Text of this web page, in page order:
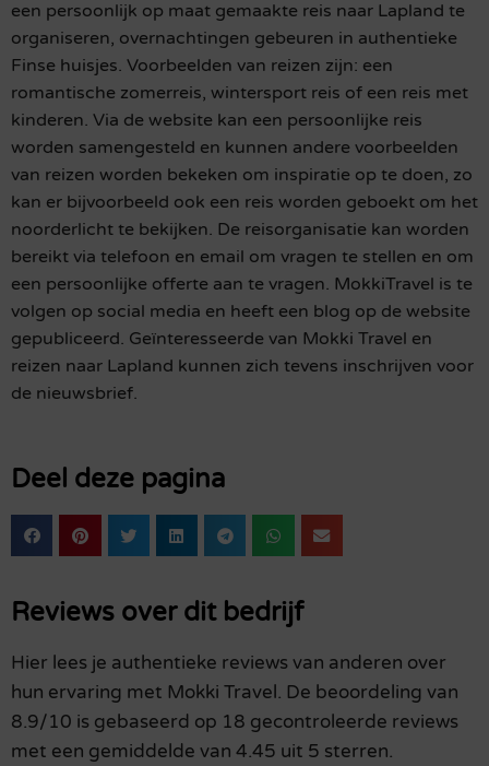
een persoonlijk op maat gemaakte reis naar Lapland te
organiseren, overnachtingen gebeuren in authentieke
Finse huisjes. Voorbeelden van reizen zijn: een
romantische zomerreis, wintersport reis of een reis met
kinderen. Via de website kan een persoonlijke reis
worden samengesteld en kunnen andere voorbeelden
van reizen worden bekeken om inspiratie op te doen, zo
kan er bijvoorbeeld ook een reis worden geboekt om het
noorderlicht te bekijken. De reisorganisatie kan worden
bereikt via telefoon en email om vragen te stellen en om
een persoonlijke offerte aan te vragen. MokkiTravel is te
volgen op social media en heeft een blog op de website
gepubliceerd. Geïnteresseerde van Mokki Travel en
reizen naar Lapland kunnen zich tevens inschrijven voor
de nieuwsbrief.
Deel deze pagina
Reviews over dit bedrijf
Hier lees je authentieke reviews van anderen over
hun ervaring met Mokki Travel. De beoordeling van
8.9/10 is gebaseerd op 18 gecontroleerde reviews
met een gemiddelde van 4.45 uit 5 sterren.